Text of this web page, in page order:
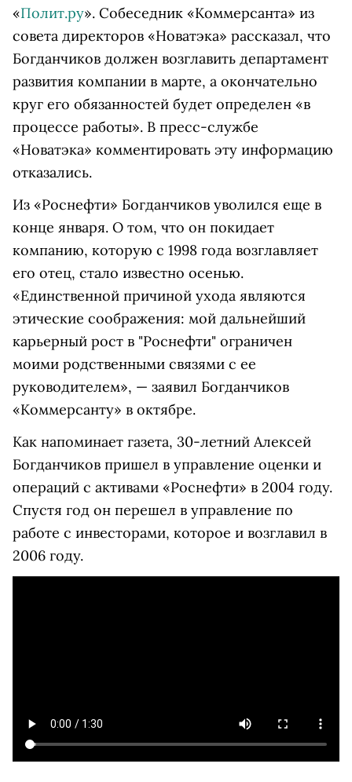
«Полит.ру». Собеседник «Коммерсанта» из
совета директоров «Новатэка» рассказал, что
Богданчиков должен возглавить департамент
развития компании в марте, а окончательно
круг его обязанностей будет определен «в
процессе работы». В пресс-службе
«Новатэка» комментировать эту информацию
отказались.
Из «Роснефти» Богданчиков уволился еще в
конце января. О том, что он покидает
компанию, которую с 1998 года возглавляет
его отец, стало известно осенью.
«Единственной причиной ухода являются
этические соображения: мой дальнейший
карьерный рост в "Роснефти" ограничен
моими родственными связями с ее
руководителем», — заявил Богданчиков
«Коммерсанту» в октябре.
Как напоминает газета, 30-летний Алексей
Богданчиков пришел в управление оценки и
операций с активами «Роснефти» в 2004 году.
Спустя год он перешел в управление по
работе с инвесторами, которое и возглавил в
2006 году.